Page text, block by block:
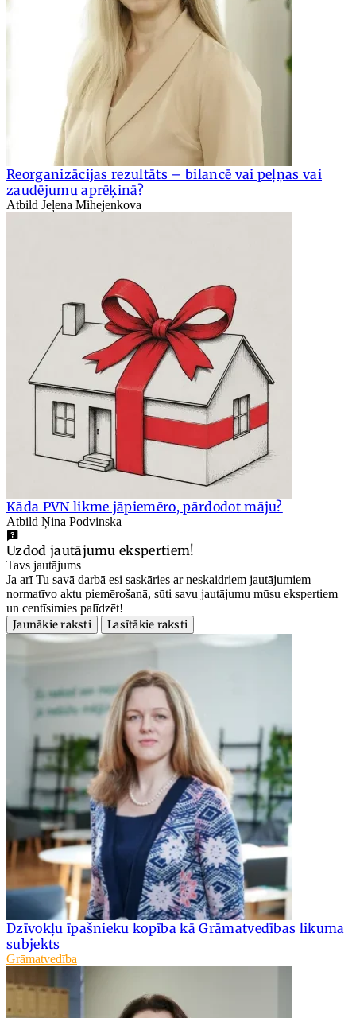
Reorganizācijas rezultāts – bilancē vai peļņas vai
zaudējumu aprēķinā?
Atbild Jeļena Mihejenkova
Kāda PVN likme jāpiemēro, pārdodot māju?
Atbild Ņina Podvinska
Uzdod jautājumu ekspertiem!
Tavs jautājums
Ja arī Tu savā darbā esi saskāries ar neskaidriem jautājumiem
normatīvo aktu piemērošanā, sūti savu jautājumu mūsu ekspertiem
un centīsimies palīdzēt!
Jaunākie raksti
Lasītākie raksti
Dzīvokļu īpašnieku kopība kā Grāmatvedības likuma
subjekts
Grāmatvedība